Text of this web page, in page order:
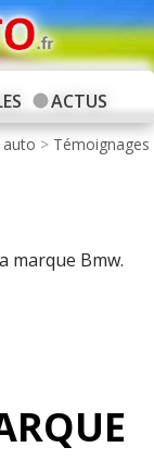
ACTUS
> Témoignages
marque Bmw.